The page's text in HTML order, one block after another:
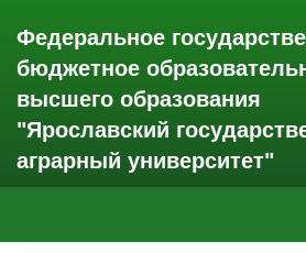
Федеральное
бюджетное
высшего образования
"Ярославский
аграрный университет"